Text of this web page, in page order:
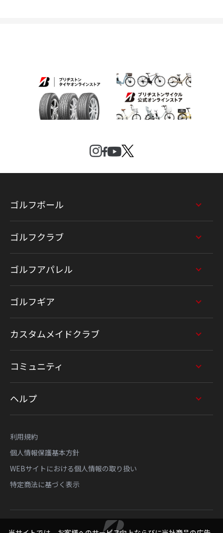
ゴルフボール
ゴルフクラブ
ゴルフアパレル
ゴルフギア
カスタムメイドクラブ
コミュニティ
ヘルプ
利用規約
個人情報保護基本方針
WEBサイトにおける個人情報の取り扱い
特定商法に基づく表示